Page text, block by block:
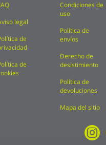
legal
de
de
Condiciones de
uso
Política de
envíos
Derecho de
desistimiento
Política de
devoluciones
Mapa del sitio